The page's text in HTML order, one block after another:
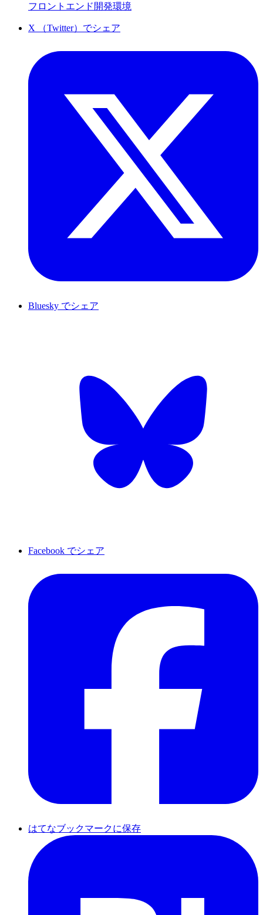
フロントエンド開発環境
X （Twitter）でシェア
Bluesky でシェア
Facebook でシェア
はてなブックマークに保存